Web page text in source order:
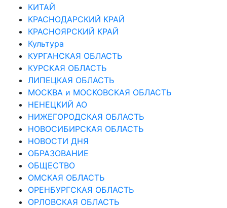
КИТАЙ
КРАСНОДАРСКИЙ КРАЙ
КРАСНОЯРСКИЙ КРАЙ
Культура
КУРГАНСКАЯ ОБЛАСТЬ
КУРСКАЯ ОБЛАСТЬ
ЛИПЕЦКАЯ ОБЛАСТЬ
МОСКВА и МОСКОВСКАЯ ОБЛАСТЬ
НЕНЕЦКИЙ АО
НИЖЕГОРОДСКАЯ ОБЛАСТЬ
НОВОСИБИРСКАЯ ОБЛАСТЬ
НОВОСТИ ДНЯ
ОБРАЗОВАНИЕ
ОБЩЕСТВО
ОМСКАЯ ОБЛАСТЬ
ОРЕНБУРГСКАЯ ОБЛАСТЬ
ОРЛОВСКАЯ ОБЛАСТЬ